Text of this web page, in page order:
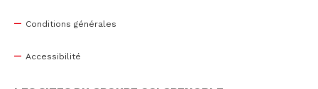
Conditions générales
Accessibilité